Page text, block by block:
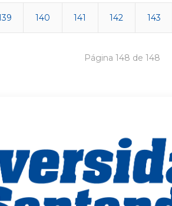
140 141 142 143
Página 148 de 148